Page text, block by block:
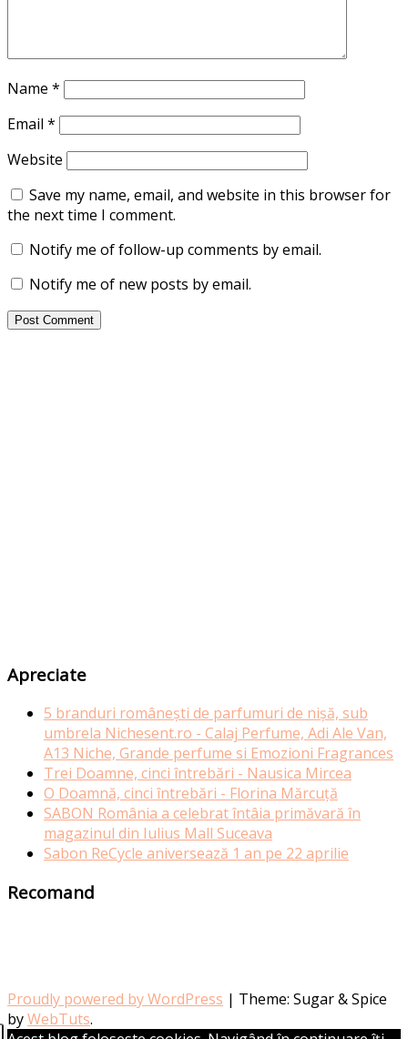
Name *
Email *
Website
Save my name, email, and website in this browser for
the next time I comment.
Notify me of follow-up comments by email.
Notify me of new posts by email.
Apreciate
5 branduri românești de parfumuri de nișă, sub
umbrela Nichesent.ro - Calaj Perfume, Adi Ale Van,
A13 Niche, Grande perfume si Emozioni Fragrances
Trei Doamne, cinci întrebări - Nausica Mircea
O Doamnă, cinci întrebări - Florina Mărcuță
SABON România a celebrat întâia primăvară în
magazinul din Iulius Mall Suceava
Sabon ReCycle aniversează 1 an pe 22 aprilie
Recomand
Proudly powered by WordPress | Theme: Sugar & Spice
byWebTuts.